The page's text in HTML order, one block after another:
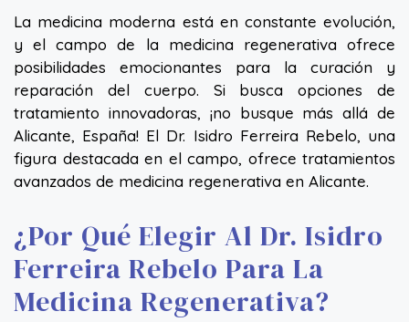
La medicina moderna está en constante evolución,
y el campo de la medicina regenerativa ofrece
posibilidades emocionantes para la curación y
reparación del cuerpo. Si busca opciones de
tratamiento innovadoras, ¡no busque más allá de
Alicante, España! El Dr. Isidro Ferreira Rebelo, una
figura destacada en el campo, ofrece tratamientos
avanzados de medicina regenerativa en Alicante.
¿Por Qué Elegir Al Dr. Isidro
Ferreira Rebelo Para La
Medicina Regenerativa?